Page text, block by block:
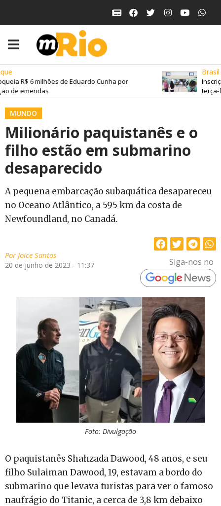
R$ 6 milhões de Eduardo Cunha por
de emendas
Brasil
terça-
MUNDO
Milionário paquistanês e o
filho estão em submarino
desaparecido
A pequena embarcação subaquática desapareceu
no Oceano Atlântico, a 595 km da costa de
Newfoundland, no Canadá.
PorJoice Santos
20 de junho de 2023 - 11:37 Siga-nos no
Foto: Divulgação
O paquistanês Shahzada Dawood, 48 anos, e seu
filho Sulaiman Dawood, 19, estavam a bordo do
submarino que levava turistas para ver o famoso
naufrágio do Titanic, a cerca de 3,8 km debaixo